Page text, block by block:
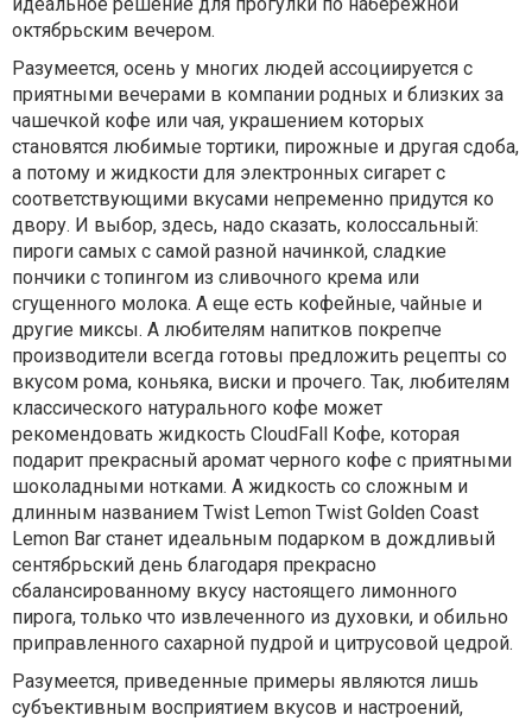
октябрьским вечером.
Разумеется, осень у многих людей ассоциируется с
приятными вечерами в компании родных и близких за
чашечкой кофе или чая, украшением которых
становятся любимые тортики, пирожные и другая сдоба,
а потому и жидкости для электронных сигарет с
соответствующими вкусами непременно придутся ко
двору. И выбор, здесь, надо сказать, колоссальный:
пироги самых с самой разной начинкой, сладкие
пончики с топингом из сливочного крема или
сгущенного молока. А еще есть кофейные, чайные и
другие миксы. А любителям напитков покрепче
производители всегда готовы предложить рецепты со
вкусом рома, коньяка, виски и прочего. Так, любителям
классического натурального кофе может
рекомендовать жидкость CloudFall Кофе, которая
подарит прекрасный аромат черного кофе с приятными
шоколадными нотками. А жидкость со сложным и
длинным названием Twist Lemon Twist Golden Coast
Lemon Bar станет идеальным подарком в дождливый
сентябрьский день благодаря прекрасно
сбалансированному вкусу настоящего лимонного
пирога, только что извлеченного из духовки, и обильно
приправленного сахарной пудрой и цитрусовой цедрой.
Разумеется, приведенные примеры являются лишь
субъективным восприятием вкусов и настроений,